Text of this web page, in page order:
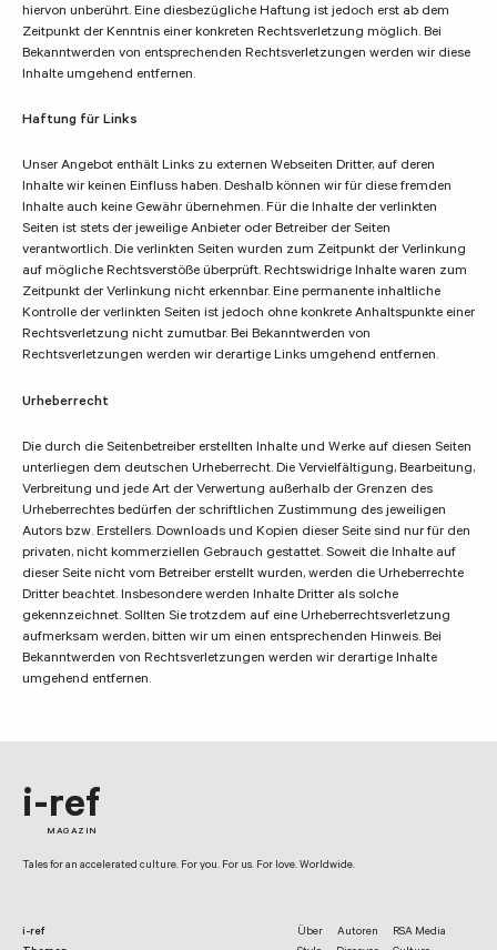
hiervon unberührt. Eine diesbezügliche Haftung ist jedoch erst ab dem
Zeitpunkt der Kenntnis einer konkreten Rechtsverletzung möglich. Bei
Bekanntwerden von entsprechenden Rechtsverletzungen werden wir diese
Inhalte umgehend entfernen.
Haftung für Links
Unser Angebot enthält Links zu externen Webseiten Dritter, auf deren
Inhalte wir keinen Einfluss haben. Deshalb können wir für diese fremden
Inhalte auch keine Gewähr übernehmen. Für die Inhalte der verlinkten
Seiten ist stets der jeweilige Anbieter oder Betreiber der Seiten
verantwortlich. Die verlinkten Seiten wurden zum Zeitpunkt der Verlinkung
auf mögliche Rechtsverstöße überprüft. Rechtswidrige Inhalte waren zum
Zeitpunkt der Verlinkung nicht erkennbar. Eine permanente inhaltliche
Kontrolle der verlinkten Seiten ist jedoch ohne konkrete Anhaltspunkte einer
Rechtsverletzung nicht zumutbar. Bei Bekanntwerden von
Rechtsverletzungen werden wir derartige Links umgehend entfernen.
Urheberrecht
Die durch die Seitenbetreiber erstellten Inhalte und Werke auf diesen Seiten
unterliegen dem deutschen Urheberrecht. Die Vervielfältigung, Bearbeitung,
Verbreitung und jede Art der Verwertung außerhalb der Grenzen des
Urheberrechtes bedürfen der schriftlichen Zustimmung des jeweiligen
Autors bzw. Erstellers. Downloads und Kopien dieser Seite sind nur für den
privaten, nicht kommerziellen Gebrauch gestattet. Soweit die Inhalte auf
dieser Seite nicht vom Betreiber erstellt wurden, werden die Urheberrechte
Dritter beachtet. Insbesondere werden Inhalte Dritter als solche
gekennzeichnet. Sollten Sie trotzdem auf eine Urheberrechtsverletzung
aufmerksam werden, bitten wir um einen entsprechenden Hinweis. Bei
Bekanntwerden von Rechtsverletzungen werden wir derartige Inhalte
umgehend entfernen.
i-ref
MAGAZIN
Tales for an accelerated culture. For you. For us. For love. Worldwide.
i-ref Über Autoren
RSA Media